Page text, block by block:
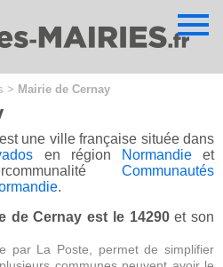
> Mairie de Cernay
est une ville française située dans
en région Normandieet
Communautés
.
de Cernay est le 14290et son
par La Poste, permet de simplifier